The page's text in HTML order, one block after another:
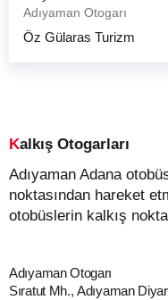
Adıyaman Otogarı
Öz Gülaras Turizm
Kalkış Otogarları
Adıyaman Adana otobüs seferleri 1 farklı kalkış
noktasından hareket
otobüslerin kalkış
Adıyaman Otogarı
Sıratut Mh., Adıyaman